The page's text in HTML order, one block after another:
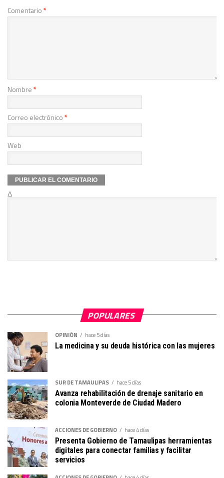
Comentario*
Nombre*
Correo electrónico*
Web
Δ
POPULARES
OPINIÓN hace 5 días
La medicina y su deuda histórica con las mujeres
SUR DE TAMAULIPAS hace 5 días
Avanza rehabilitación de drenaje sanitario en
colonia Monteverde de Ciudad Madero
ACCIONES DE GOBIERNO hace 4 días
Presenta Gobierno de Tamaulipas herramientas
digitales para conectar familias y facilitar
servicios